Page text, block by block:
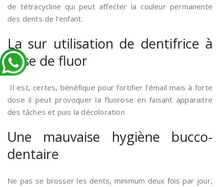
de tétracycline qui peut affecter la couleur permanente
des dents de l’enfant.
La sur utilisation de dentifrice à
base de fluor
Il est, certes, bénéfique pour fortifier l’émail mais à forte
dose il peut provoquer la fluorose en faisant apparaitre
des tâches et puis la décoloration
Une mauvaise hygiène bucco-
dentaire
Ne pas se brosser les dents, minimum deux fois par jour,